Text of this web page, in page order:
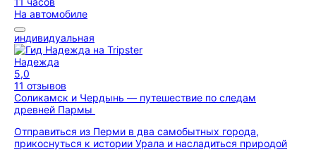
На автомобиле
индивидуальная
Надежда
5,0
11 отзывов
Соликамск и Чердынь — путешествие по следам
древней Пармы
Отправиться из Перми в два самобытных города,
прикоснуться к истории Урала и насладиться природой